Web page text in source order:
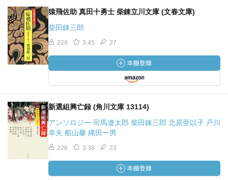
猿飛佐助 真田十勇士 柴錬立川文庫 (文春文庫)
柴田錬三郎
229 3.45 27
新選組興亡録 (角川文庫 13114)
アンソロジー 司馬遼太郎 柴田錬三郎 北原亜以子 戸川
幸夫 船山馨 縄田一男
226 3.38 23